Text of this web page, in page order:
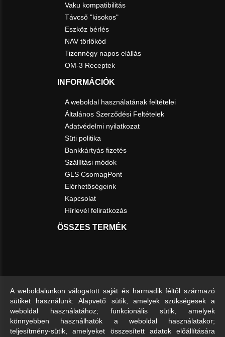
Vaku kompatibilitás
Távcső "kisokos"
Eszköz bérlés
NAV törlőkód
Tizennégy napos elállás
OM-3 Receptek
INFORMÁCIÓK
A weboldal használatának feltételei
Általános Szerződési Feltételek
Adatvédelmi nyilatkozat
Süti politika
Bankkártyás fizetés
Szállítási módok
GLS CsomagPont
Elérhetőségeink
Kapcsolat
Hírlevél feliratkozás
ÖSSZES TERMÉK
A weboldalunkon válogatott saját és harmadik féltől származó
sütiket használunk: Alapvető sütik, amelyek szükségesek a
weboldal használatához; funkcionális sütik, amelyek
könnyebben használhatók a weboldal használatakor;
teljesítmény-sütik, amelyeket összesített adatok előállítására